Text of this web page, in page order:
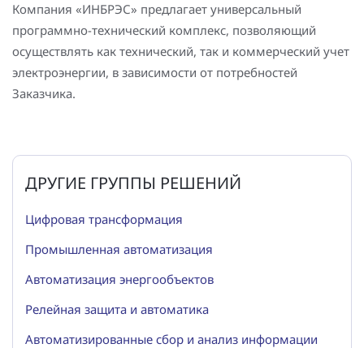
Компания «ИНБРЭС» предлагает универсальный
программно-технический комплекс, позволяющий
осуществлять как технический, так и коммерческий учет
электроэнергии, в зависимости от потребностей
Заказчика.
ДРУГИЕ ГРУППЫ РЕШЕНИЙ
Цифровая трансформация
Промышленная автоматизация
Автоматизация энергообъектов
Релейная защита и автоматика
Автоматизированные сбор и анализ информации